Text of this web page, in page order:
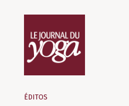
d‘information
indépendant
ÉDITOS